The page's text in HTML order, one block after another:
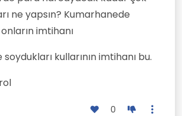
ne yapsın? Kumarhanede
imtihanı
kullarının imtihanı bu.
0